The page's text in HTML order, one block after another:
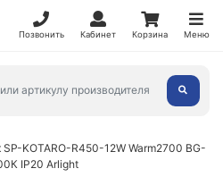
Позвонить Кабинет Корзина Меню
KOTARO-R450-12W Warm2700 BG-
IP20 Arlight